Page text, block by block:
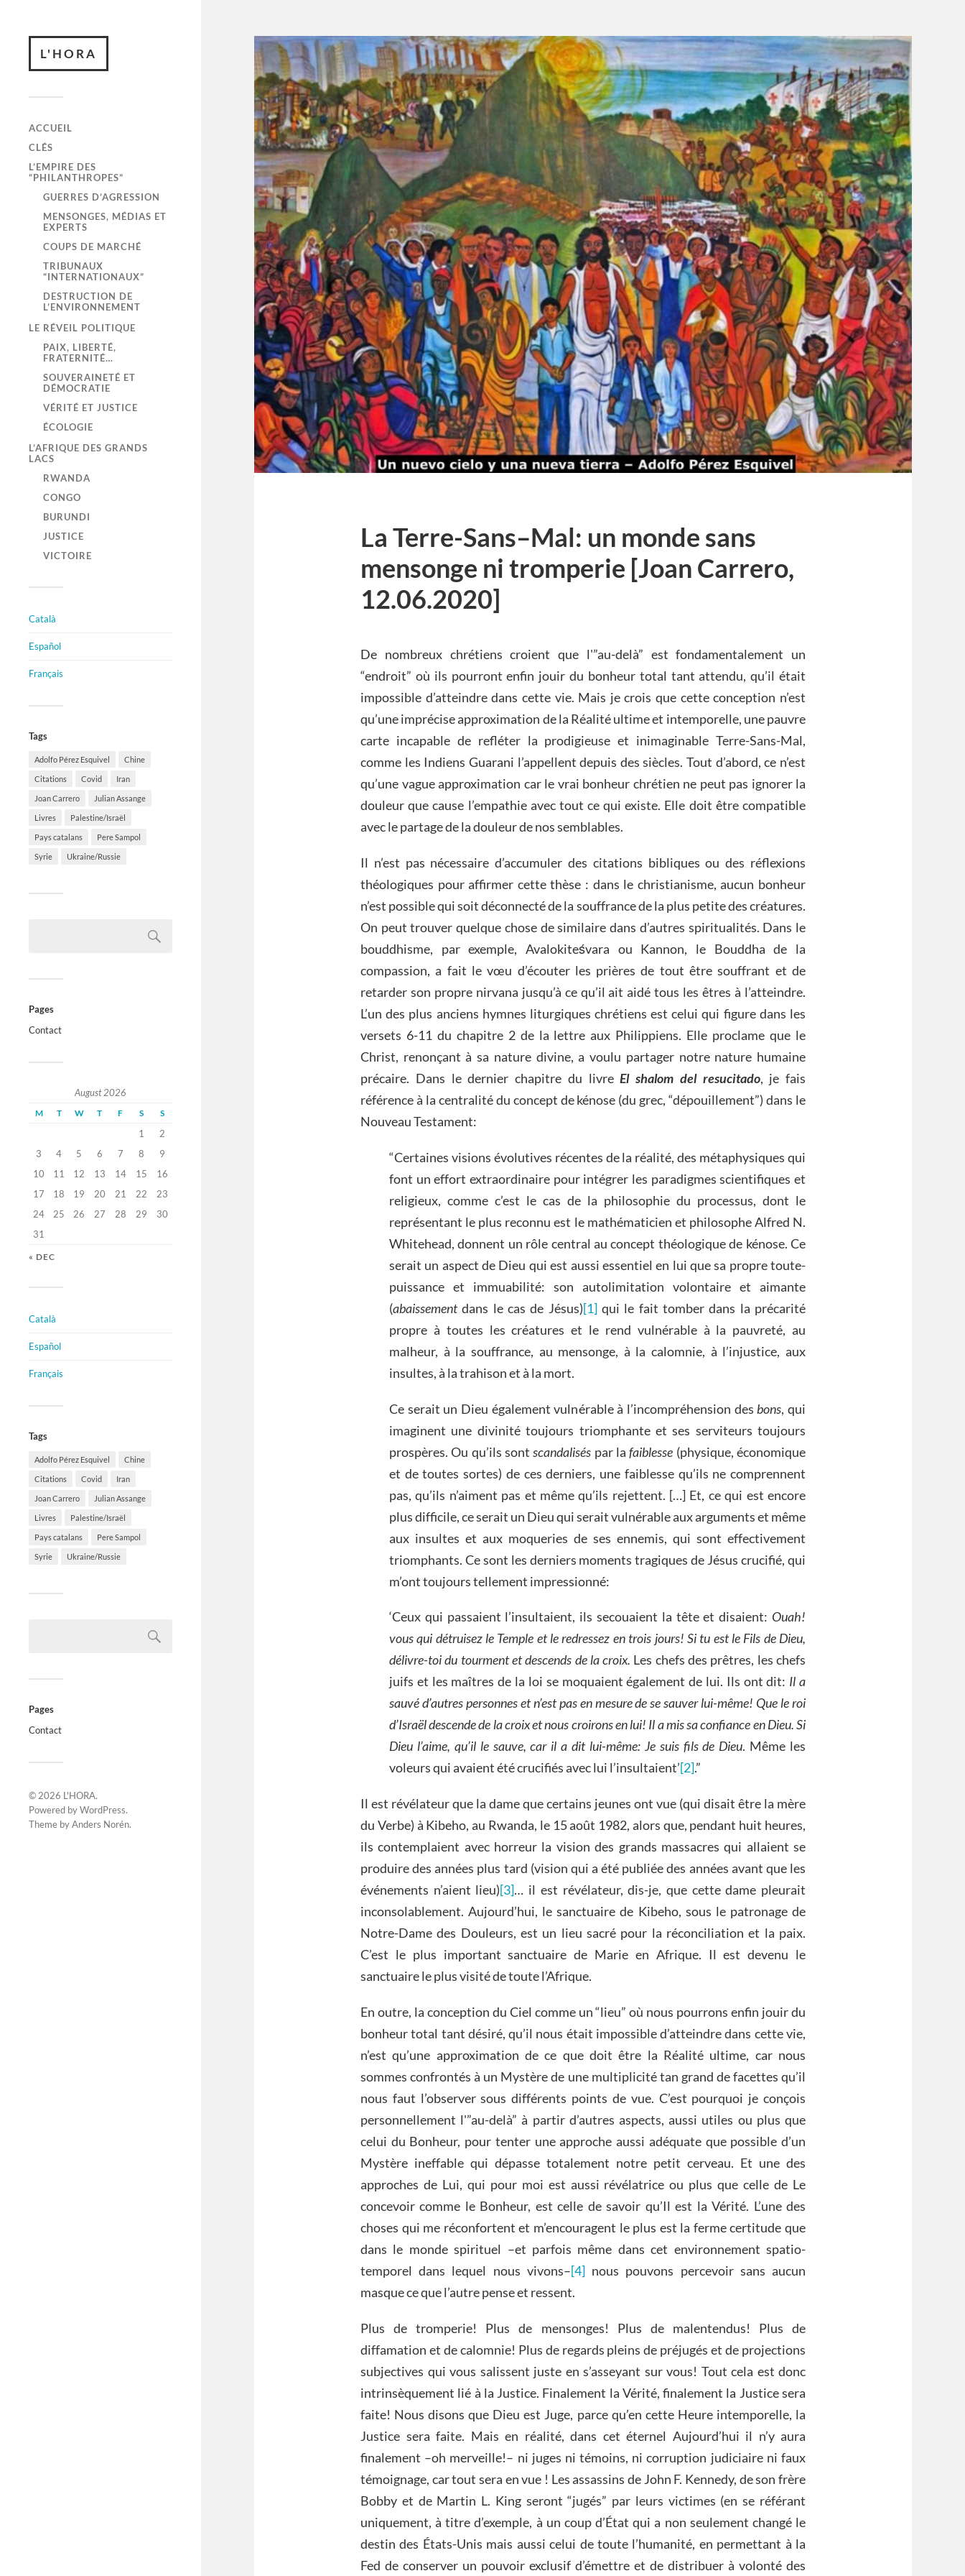
L'HORA
ACCUEIL
CLÉS
L’EMPIRE DES
“PHILANTHROPES”
GUERRES D’AGRESSION
MENSONGES, MÉDIAS ET
EXPERTS
COUPS DE MARCHÉ
TRIBUNAUX
“INTERNATIONAUX”
DESTRUCTION DE
L’ENVIRONNEMENT
LE RÉVEIL POLITIQUE
PAIX, LIBERTÉ,
FRATERNITÉ…
SOUVERAINETÉ ET
DÉMOCRATIE
VÉRITÉ ET JUSTICE
ÉCOLOGIE
L’AFRIQUE DES GRANDS
LACS
RWANDA
CONGO
BURUNDI
JUSTICE
VICTOIRE
Català
Español
Français
Tags
Adolfo Pérez Esquivel Chine
Citations Covid Iran
Joan Carrero Julian Assange
Livres Palestine/Israël
Pays catalans Pere Sampol
Syrie Ukraine/Russie
Pages
Contact
August 2026
M T W T F S S
1
2
3
4 5 6 7 8
9
10
11 12 13 14 15
16
17
18 19 20 21 22
23
24
25 26 27 28 29
30
31
« DEC
Català
Español
Français
Tags
Adolfo Pérez Esquivel Chine
Citations Covid Iran
Joan Carrero Julian Assange
Livres Palestine/Israël
Pays catalans Pere Sampol
Syrie Ukraine/Russie
Pages
Contact
© 2026 L'HORA.
Powered byWordPress.
Theme byAnders Norén.
La Terre-Sans–Mal: un monde sans
mensonge ni tromperie [Joan Carrero,
12.06.2020]
De nombreux chrétiens croient que l'”au-delà” est fondamentalement un
“endroit” où ils pourront enfin jouir du bonheur total tant attendu, qu’il était
impossible d’atteindre dans cette vie. Mais je crois que cette conception n’est
qu’une imprécise approximation de la Réalité ultime et intemporelle, une pauvre
carte incapable de refléter la prodigieuse et inimaginable Terre-Sans-Mal,
comme les Indiens Guarani l’appellent depuis des siècles. Tout d’abord, ce n’est
qu’une vague approximation car le vrai bonheur chrétien ne peut pas ignorer la
douleur que cause l’empathie avec tout ce qui existe. Elle doit être compatible
avec le partage de la douleur de nos semblables.
Il n’est pas nécessaire d’accumuler des citations bibliques ou des réflexions
théologiques pour affirmer cette thèse : dans le christianisme, aucun bonheur
n’est possible qui soit déconnecté de la souffrance de la plus petite des créatures.
On peut trouver quelque chose de similaire dans d’autres spiritualités. Dans le
bouddhisme, par exemple, Avalokiteśvara ou Kannon, le Bouddha de la
compassion, a fait le vœu d’écouter les prières de tout être souffrant et de
retarder son propre nirvana jusqu’à ce qu’il ait aidé tous les êtres à l’atteindre.
L’un des plus anciens hymnes liturgiques chrétiens est celui qui figure dans les
versets 6-11 du chapitre 2 de la lettre aux Philippiens. Elle proclame que le
Christ, renonçant à sa nature divine, a voulu partager notre nature humaine
précaire. Dans le dernier chapitre du livreEl shalom del resucitado, je fais
référence à la centralité du concept de kénose (du grec, “dépouillement”) dans le
Nouveau Testament:
“Certaines visions évolutives récentes de la réalité, des métaphysiques qui
font un effort extraordinaire pour intégrer les paradigmes scientifiques et
religieux, comme c’est le cas de la philosophie du processus, dont le
représentant le plus reconnu est le mathématicien et philosophe Alfred N.
Whitehead, donnent un rôle central au concept théologique de kénose. Ce
serait un aspect de Dieu qui est aussi essentiel en lui que sa propre toute-
puissance et immuabilité: son autolimitation volontaire et aimante
(abaissementdans le cas de Jésus)[1]qui le fait tomber dans la précarité
propre à toutes les créatures et le rend vulnérable à la pauvreté, au
malheur, à la souffrance, au mensonge, à la calomnie, à l’injustice, aux
insultes, à la trahison et à la mort.
Ce serait un Dieu également vulnérable à l’incompréhension des bons, qui
imaginent une divinité toujours triomphante et ses serviteurs toujours
prospères. Ou qu’ils sontscandalisés par lafaiblesse (physique, économique
et de toutes sortes) de ces derniers, une faiblesse qu’ils ne comprennent
pas, qu’ils n’aiment pas et même qu’ils rejettent. […] Et, ce qui est encore
plus difficile, ce serait un Dieu qui serait vulnérable aux arguments et même
aux insultes et aux moqueries de ses ennemis, qui sont effectivement
triomphants. Ce sont les derniers moments tragiques de Jésus crucifié, qui
m’ont toujours tellement impressionné:
‘Ceux qui passaient l’insultaient, ils secouaient la tête et disaient: Ouah!
vous qui détruisez le Temple et le redressez en trois jours! Si tu est le Fils de Dieu,
délivre-toi du tourment et descends de la croix. Les chefs des prêtres, les chefs
juifs et les maîtres de la loi se moquaient également de lui. Ils ont dit: Il a
sauvé d’autres personnes et n’est pas en mesure de se sauver lui-même! Que le roi
d’Israël descende de la croix et nous croirons en lui! Il a mis sa confiance en Dieu. Si
Dieu l’aime, qu’il le sauve, car il a dit lui-même: Je suis fils de Dieu. Même les
voleurs qui avaient été crucifiés avec lui l’insultaient’[2].”
Il est révélateur que la dame que certains jeunes ont vue (qui disait être la mère
du Verbe) à Kibeho, au Rwanda, le 15 août 1982, alors que, pendant huit heures,
ils contemplaient avec horreur la vision des grands massacres qui allaient se
produire des années plus tard (vision qui a été publiée des années avant que les
événements n’aient lieu)[3]… il est révélateur, dis-je, que cette dame pleurait
inconsolablement. Aujourd’hui, le sanctuaire de Kibeho, sous le patronage de
Notre-Dame des Douleurs, est un lieu sacré pour la réconciliation et la paix.
C’est le plus important sanctuaire de Marie en Afrique. Il est devenu le
sanctuaire le plus visité de toute l’Afrique.
En outre, la conception du Ciel comme un “lieu” où nous pourrons enfin jouir du
bonheur total tant désiré, qu’il nous était impossible d’atteindre dans cette vie,
n’est qu’une approximation de ce que doit être la Réalité ultime, car nous
sommes confrontés à un Mystère de une multiplicité tan grand de facettes qu’il
nous faut l’observer sous différents points de vue. C’est pourquoi je conçois
personnellement l'”au-delà” à partir d’autres aspects, aussi utiles ou plus que
celui du Bonheur, pour tenter une approche aussi adéquate que possible d’un
Mystère ineffable qui dépasse totalement notre petit cerveau. Et une des
approches de Lui, qui pour moi est aussi révélatrice ou plus que celle de Le
concevoir comme le Bonheur, est celle de savoir qu’Il est la Vérité. L’une des
choses qui me réconfortent et m’encouragent le plus est la ferme certitude que
dans le monde spirituel –et parfois même dans cet environnement spatio-
temporel dans lequel nous vivons–[4]nous pouvons percevoir sans aucun
masque ce que l’autre pense et ressent.
Plus de tromperie! Plus de mensonges! Plus de malentendus! Plus de
diffamation et de calomnie! Plus de regards pleins de préjugés et de projections
subjectives qui vous salissent juste en s’asseyant sur vous! Tout cela est donc
intrinsèquement lié à la Justice. Finalement la Vérité, finalement la Justice sera
faite! Nous disons que Dieu est Juge, parce qu’en cette Heure intemporelle, la
Justice sera faite. Mais en réalité, dans cet éternel Aujourd’hui il n’y aura
finalement –oh merveille!– ni juges ni témoins, ni corruption judiciaire ni faux
témoignage, car tout sera en vue ! Les assassins de John F. Kennedy, de son frère
Bobby et de Martin L. King seront “jugés” par leurs victimes (en se référant
uniquement, à titre d’exemple, à un coup d’État qui a non seulement changé le
destin des États-Unis mais aussi celui de toute l’humanité, en permettant à la
Fed de conserver un pouvoir exclusif d’émettre et de distribuer à volonté des